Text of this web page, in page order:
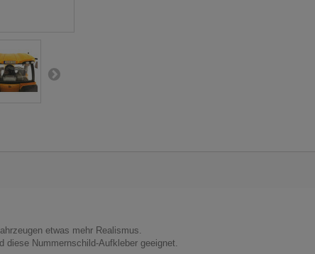
etwas mehr Realismus.
diese Nummernschild-Aufkleber geeignet.